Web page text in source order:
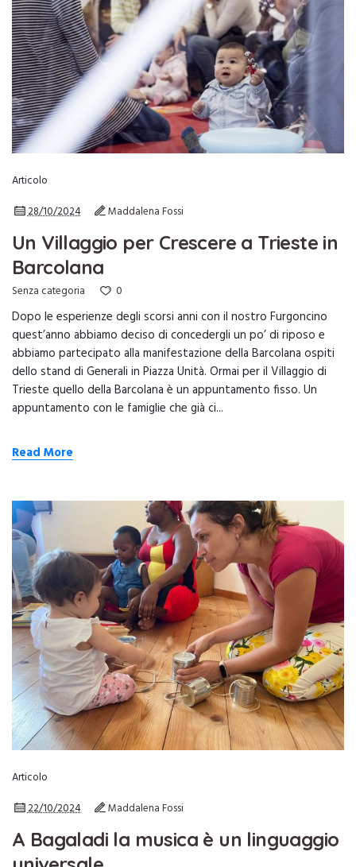
Articolo
28/10/2024
Maddalena Fossi
Un Villaggio per Crescere a Trieste in
Barcolana
Senza categoria 0
Dopo le esperienze degli scorsi anni con il nostro Furgoncino
quest’anno abbiamo deciso di concedergli un po’ di riposo e
abbiamo partecipato alla manifestazione della Barcolana ospiti
dello stand di Generali in Piazza Unità. Ormai per il Villaggio di
Trieste quello della Barcolana è un appuntamento fisso. Un
appuntamento con le famiglie che già ci...
Read More
Articolo
22/10/2024
Maddalena Fossi
A Bagaladi la musica è un linguaggio